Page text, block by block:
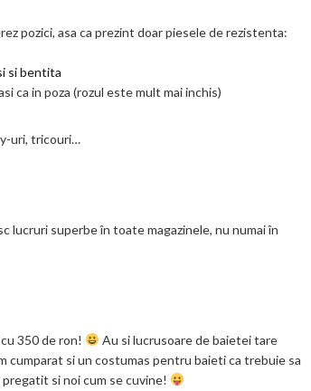
pozici, asa ca prezint doar piesele de rezistenta:
si bentita
ca in poza (rozul este mult mai inchis)
uri, tricouri…
lucruri superbe în toate magazinele, nu numai în
350 de ron!
Au si lucrusoare de baietei tare
cumparat si un costumas pentru baieti ca trebuie sa
si noi cum se cuvine!